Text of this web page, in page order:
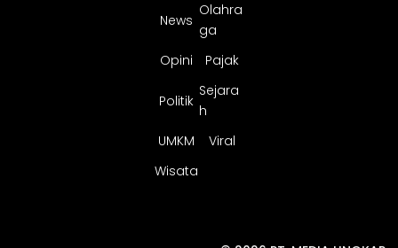
News
Olahra
ga
Opini
Pajak
Politik
Sejara
h
UMKM
Viral
Wisata